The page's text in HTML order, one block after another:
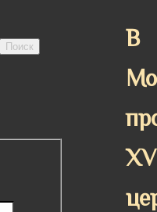
В
XV
Поиск